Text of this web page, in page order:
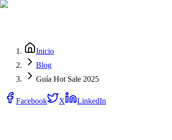
Inicio
Blog
Guía Hot Sale 2025
Facebook X LinkedIn